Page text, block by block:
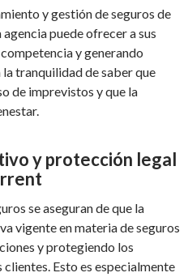
y gestión de seguros de
puede ofrecer a sus
y generando
tranquilidad de saber que
de imprevistos y que la
y protección legal
se aseguran de que la
vigente en materia de seguros
y protegiendo los
clientes. Esto es especialmente